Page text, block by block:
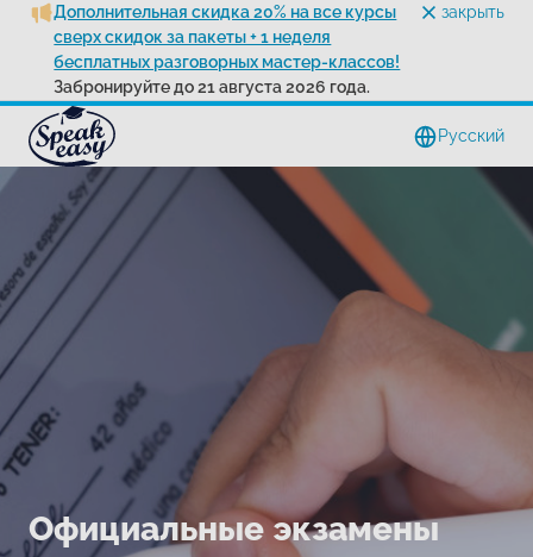
Дополнительная скидка 20% на все курсы
сверх скидок за пакеты + 1 неделя
бесплатных разговорных мастер-классов!
Забронируйте до 21 августа 2026 года.
закрыть
Pусский
Официальные экзамены